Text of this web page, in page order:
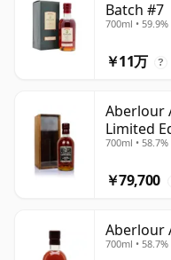
Batch #7
700ml • 59.9%
￥11万 ?
Aberlour
Limited
700ml • 58.7%
￥79,700
Aberlour
700ml • 58.7%